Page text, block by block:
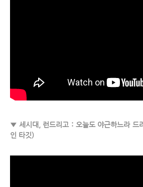
▼ 세시대, 런드리고 : 오늘도 야근하느라 드
인 타깃)